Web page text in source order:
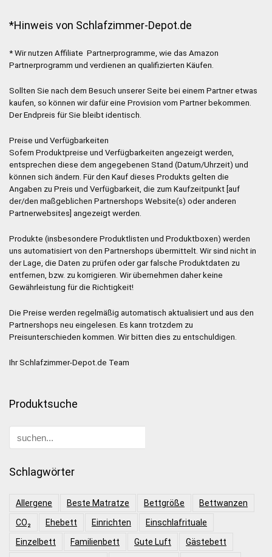
*Hinweis von Schlafzimmer-Depot.de
* Wir nutzen Affiliate Partnerprogramme, wie das Amazon
Partnerprogramm und verdienen an qualifizierten Käufen.
Sollten Sie nach dem Besuch unserer Seite bei einem Partner etwas
kaufen, so können wir dafür eine Provision vom Partner bekommen.
Der Endpreis für Sie bleibt identisch.
Preise und Verfügbarkeiten
Sofern Produktpreise und Verfügbarkeiten angezeigt werden,
entsprechen diese dem angegebenen Stand (Datum/Uhrzeit) und
können sich ändern. Für den Kauf dieses Produkts gelten die
Angaben zu Preis und Verfügbarkeit, die zum Kaufzeitpunkt [auf
der/den maßgeblichen Partnershops Website(s) oder anderen
Partnerwebsites] angezeigt werden.
Produkte (insbesondere Produktlisten und Produktboxen) werden
uns automatisiert von den Partnershops übermittelt. Wir sind nicht in
der Lage, die Daten zu prüfen oder gar falsche Produktdaten zu
entfernen, bzw. zu korrigieren. Wir übernehmen daher keine
Gewährleistung für die Richtigkeit!
Die Preise werden regelmäßig automatisch aktualisiert und aus den
Partnershops neu eingelesen. Es kann trotzdem zu
Preisunterschieden kommen. Wir bitten dies zu entschuldigen.
Ihr Schlafzimmer-Depot.de Team
Produktsuche
Schlagwörter
Allergene Beste Matratze Bettgröße
Bettwanzen
CO₂
Ehebett Einrichten
Einschlafrituale
Einzelbett
Familienbett Gute Luft
Gästebett